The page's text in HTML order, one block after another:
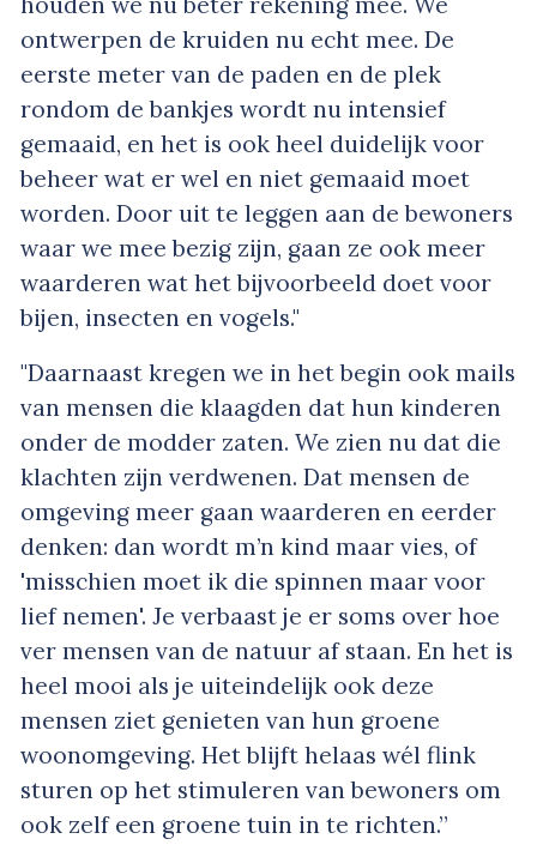
ontwerpen de kruiden nu echt mee. De
eerste meter van de paden en de plek
rondom de bankjes wordt nu intensief
gemaaid, en het is ook heel duidelijk voor
beheer wat er wel en niet gemaaid moet
worden. Door uit te leggen aan de bewoners
waar we mee bezig zijn, gaan ze ook meer
waarderen wat het bijvoorbeeld doet voor
bijen, insecten en vogels."
"Daarnaast kregen we in het begin ook mails
van mensen die klaagden dat hun kinderen
onder de modder zaten. We zien nu dat die
klachten zijn verdwenen. Dat mensen de
omgeving meer gaan waarderen en eerder
denken: dan wordt m’n kind maar vies, of
'misschien moet ik die spinnen maar voor
lief nemen'. Je verbaast je er soms over hoe
ver mensen van de natuur af staan. En het is
heel mooi als je uiteindelijk ook deze
mensen ziet genieten van hun groene
woonomgeving. Het blijft helaas wél flink
sturen op het stimuleren van bewoners om
ook zelf een groene tuin in te richten.”